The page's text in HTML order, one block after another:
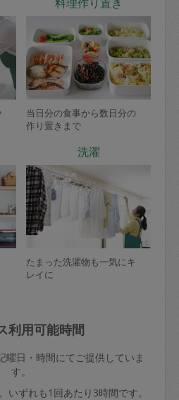
当日分の食事から数日分の
作り置きまで
洗濯
たまった洗濯物も一気にキ
レイに
利用可能時間
曜日・時間にてご提供していま
す。
いずれも1回あたり3時間です。